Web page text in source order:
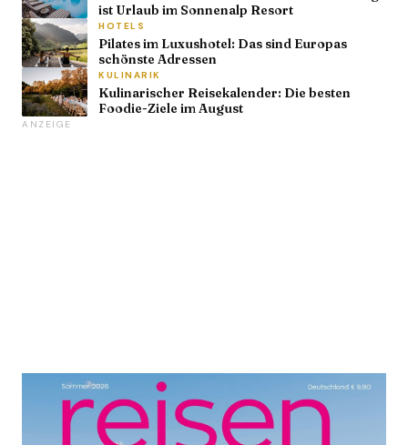
ist Urlaub im Sonnenalp Resort
HOTELS
Pilates im Luxushotel: Das sind Europas
schönste Adressen
KULINARIK
Kulinarischer Reisekalender: Die besten
Foodie-Ziele im August
ANZEIGE